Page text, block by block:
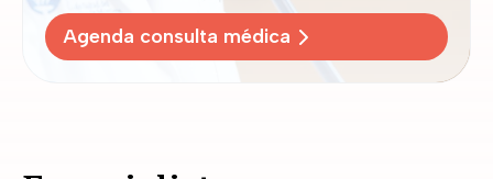
Agenda consulta médica